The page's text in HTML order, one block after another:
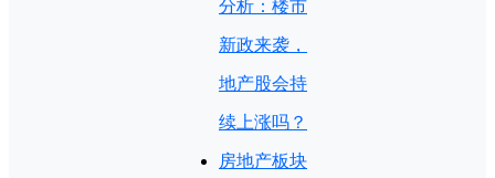
分析：楼市
新政来袭，
地产股会持
续上涨吗？
房地产板块